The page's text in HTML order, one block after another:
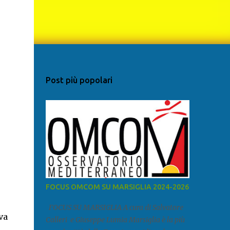
Post più popolari
FOCUS OMCOM SU MARSIGLIA 2024-2026
FOCUS SU MARSIGLIA A cura di Salvatore
Calleri e Giuseppe Lumia Marsiglia è la più